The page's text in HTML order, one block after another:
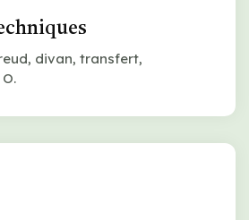
divan, transfert,